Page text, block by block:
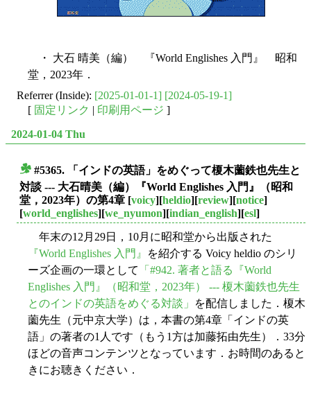
・ 大石 晴美（編） 『World Englishes 入門』 昭和
堂，2023年．
Referrer (Inside): [2025-01-01-1] [2024-05-19-1]
[ 固定リンク | 印刷用ページ ]
2024-01-04 Thu
#5365. 「インドの英語」をめぐって榎木薗鉄也先生と
対談 --- 大石晴美（編）『World Englishes 入門』（昭和
堂，2023年）の第4章 [voicy][heldio][review][notice]
[world_englishes][we_nyumon][indian_english][esl]
年末の12月29日，10月に昭和堂から出版された
『World Englishes 入門』
を紹介する Voicy heldio のシリ
ーズ企画の一環として
「#942. 著者と語る『World
Englishes 入門』（昭和堂，2023年） --- 榎木薗鉄也先生
とのインドの英語をめぐる対談」
を配信しました．榎木
薗先生（元中京大学）は，本書の第4章「インドの英
語」の著者の1人です（もう1方は加藤拓由先生）．33分
ほどの音声コンテンツとなっています．お時間のあると
きにお聴きください．